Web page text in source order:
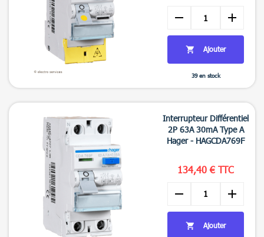
Aperçu rapide
remove add
 Ajouter
39 en stock
Interrupteur Différentiel
2P 63A 30mA Type A
Hager - HAGCDA769F
134,40 € TTC
remove add
 Ajouter